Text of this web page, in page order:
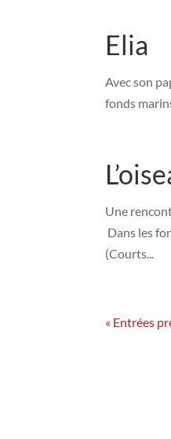
Elia
Avec son
fonds
Une
Dans les
(Courts...
« Entrées